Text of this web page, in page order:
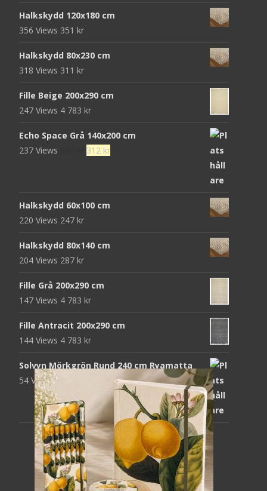
priset priset
Halkskydd 120x180 cm
356 Views 351 kr
Halkskydd 80x230 cm
318 Views 311 kr
Fille Beige 200x290 cm
247 Views 4 783 kr
Echo Space Grå 140x200 cm
237 Views
Det
952 kr.
312 krDet
Halkskydd 60x100 cm
220 Views 247 kr
Halkskydd 80x140 cm
204 Views 287 kr
Fille Grå 200x290 cm
147 Views 4 783 kr
Fille Antracit 200x290 cm
144 Views 4 783 kr
Solvyn Mörkgrön Rund 240 cm Ryamatta
54 Views1 871